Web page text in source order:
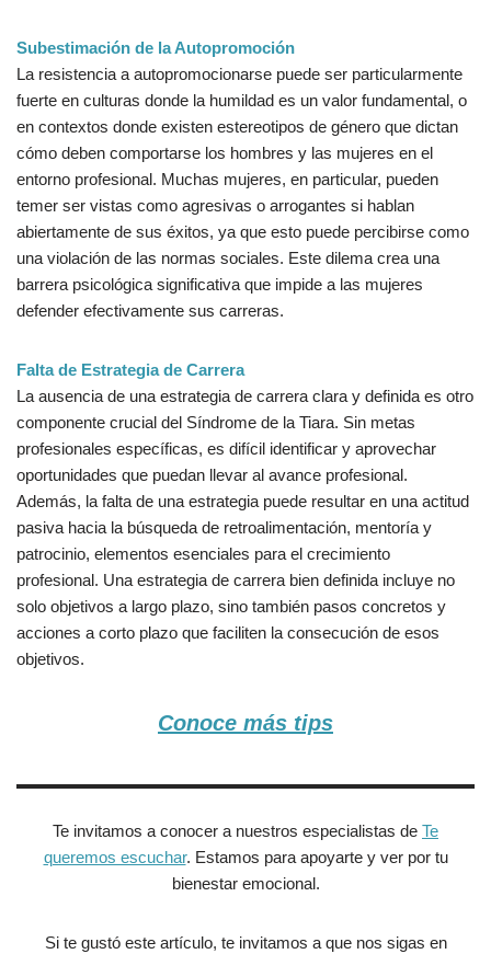
Subestimación de la Autopromoción
La resistencia a autopromocionarse puede ser particularmente
fuerte en culturas donde la humildad es un valor fundamental, o
en contextos donde existen estereotipos de género que dictan
cómo deben comportarse los hombres y las mujeres en el
entorno profesional. Muchas mujeres, en particular, pueden
temer ser vistas como agresivas o arrogantes si hablan
abiertamente de sus éxitos, ya que esto puede percibirse como
una violación de las normas sociales. Este dilema crea una
barrera psicológica significativa que impide a las mujeres
defender efectivamente sus carreras.
Falta de Estrategia de Carrera
La ausencia de una estrategia de carrera clara y definida es otro
componente crucial del Síndrome de la Tiara. Sin metas
profesionales específicas, es difícil identificar y aprovechar
oportunidades que puedan llevar al avance profesional.
Además, la falta de una estrategia puede resultar en una actitud
pasiva hacia la búsqueda de retroalimentación, mentoría y
patrocinio, elementos esenciales para el crecimiento
profesional. Una estrategia de carrera bien definida incluye no
solo objetivos a largo plazo, sino también pasos concretos y
acciones a corto plazo que faciliten la consecución de esos
objetivos.
Conoce más tips
Te invitamos a conocer a nuestros especialistas de Te
queremos escuchar. Estamos para apoyarte y ver por tu
bienestar emocional.
Si te gustó este artículo, te invitamos a que nos sigas en